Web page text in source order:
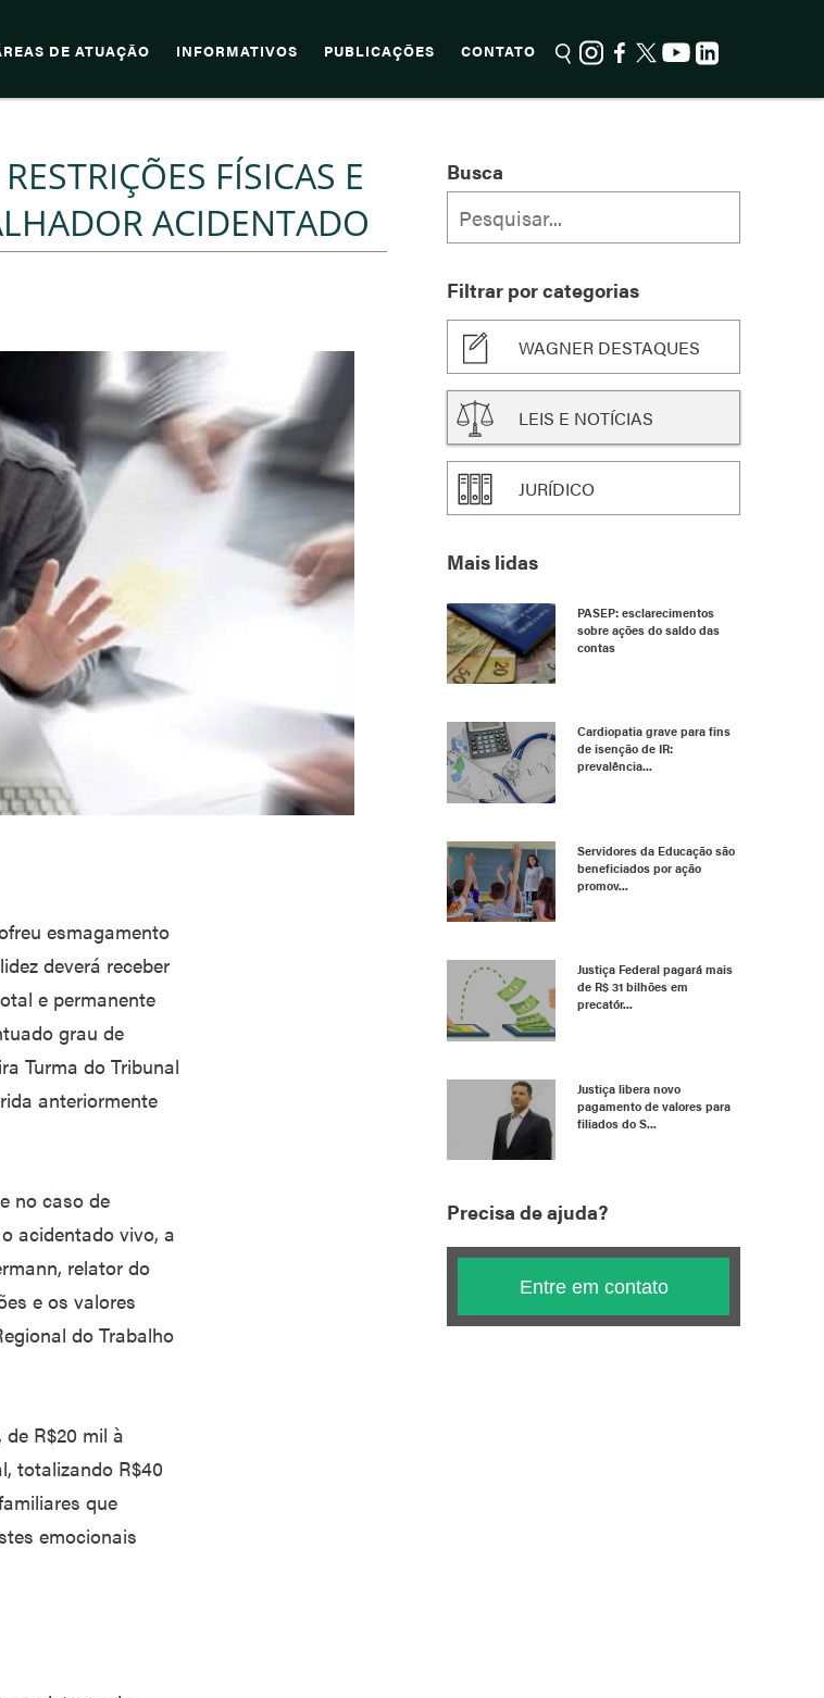
DE ATUAÇÃO INFORMATIVOS PUBLICAÇÕES CONTATO
FÍSICAS E
ACIDENTADO
esmagamento
deverá receber
e permanente
grau de
Turma do Tribunal
anteriormente
no caso de
acidentado vivo, a
relator do
e os valores
do Trabalho
R$20 mil à
totalizando R$40
que
emocionais
Busca
Filtrar por categorias
WAGNER DESTAQUES
LEIS E NOTÍCIAS
JURÍDICO
Mais lidas
PASEP: esclarecimentos
sobre ações do saldo das
contas
Cardiopatia grave para fins
de isenção de IR:
prevalência...
Servidores da Educação são
beneficiados por ação
promov...
Justiça Federal pagará mais
de R$ 31 bilhões em
precatór...
Justiça libera novo
pagamento de valores para
filiados do S...
Precisa de ajuda?
Entre em contato